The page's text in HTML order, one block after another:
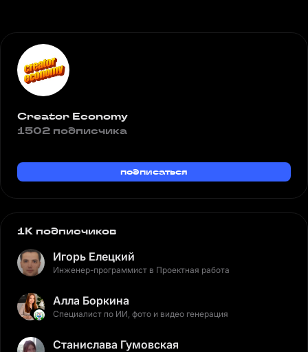
Creator Economy
1502 подписчика
подписаться
1K подписчиков
Игорь Елецкий
Инженер-программист в Проектная работа
Алла Боркина
Специалист по ИИ, фото и видео генерация
Станислава Гумовская